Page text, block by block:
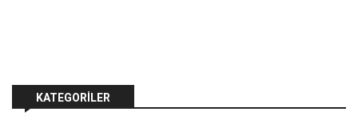
KATEGORILER